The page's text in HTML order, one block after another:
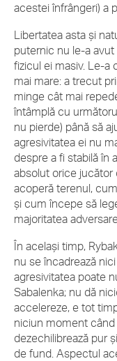
acestei înfrângeri) a
Libertatea asta și
puternic nu le-a
fizicul ei masiv. Le-a
mai mare: a trecut
minge cât mai
întâmplă cu
nu pierde) până să
agresivitatea ei nu
despre a fi stabilă în
absolut orice jucător
acoperă terenul,
și cum începe să
majoritatea
În același timp,
nu se încadrează
agresivitatea poate
Sabalenka; nu dă
accelereze, e tot
niciun moment
dezechilibrează pur
de fund. Aspectul